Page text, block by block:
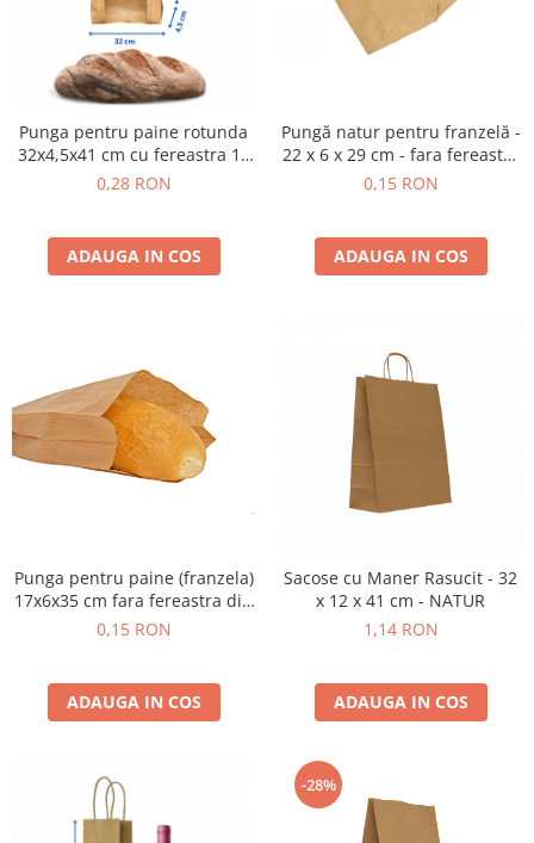
Punga pentru paine rotunda
32x4,5x41 cm cu fereastra 15
cm din hartie natur au revenit
0,28 RON
ADAUGA IN COS
Pungă natur pentru franzelă -
22 x 6 x 29 cm - fara fereastra
- NATUR AU REVENIT IN STOC
0,15 RON
ADAUGA IN COS
Punga pentru paine (franzela)
17x6x35 cm fara fereastra din
hartie
0,15 RON
ADAUGA IN COS
Sacose cu Maner Rasucit - 32
x 12 x 41 cm - NATUR
1,14 RON
ADAUGA IN COS
-28%